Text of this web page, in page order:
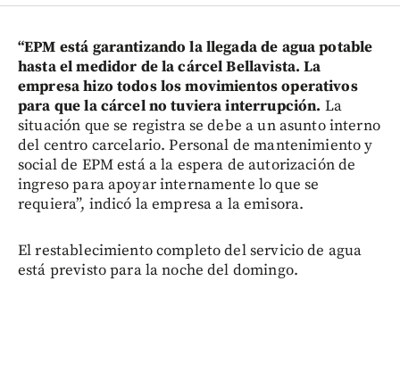
“EPM está garantizando la llegada de agua potable
hasta el medidor de la cárcel Bellavista. La
empresa hizo todos los movimientos operativos
para que la cárcel no tuviera interrupción. La
situación que se registra se debe a un asunto interno
del centro carcelario. Personal de mantenimiento y
social de EPM está a la espera de autorización de
ingreso para apoyar internamente lo que se
requiera”, indicó la empresa a la emisora.
El restablecimiento completo del servicio de agua
está previsto para la noche del domingo.